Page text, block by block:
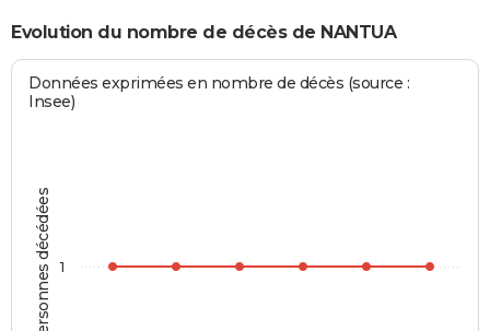
Evolution du nombre de décès de NANTUA
Personnes décédées
Données exprimées en nombre de décès (source :
Insee)
1